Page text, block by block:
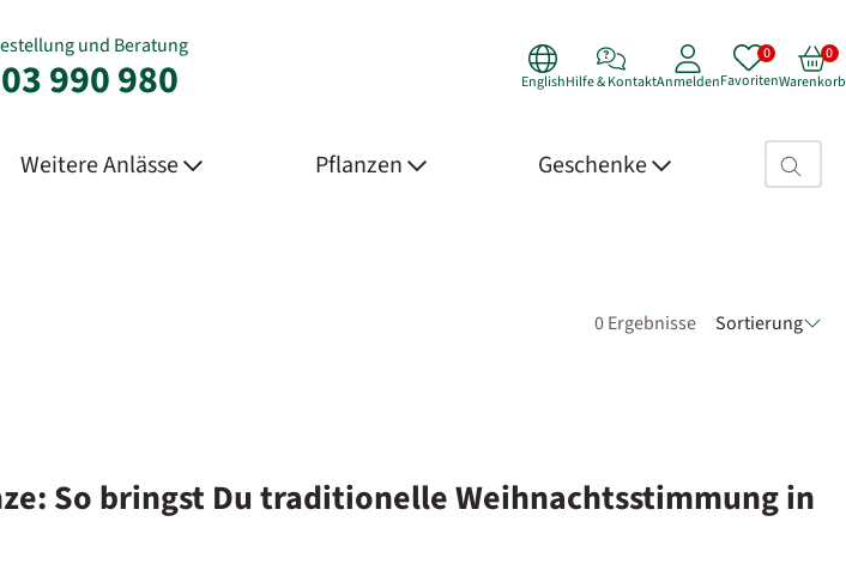
und Beratung
990 980 EnglishHilfe & KontaktAnmeldenFavoritenWarenkorb
Weitere Anlässe Pflanzen Geschenke Suchfeld>
0 Ergebnisse Sortierung
So bringst Du traditionelle Weihnachtsstimmung in